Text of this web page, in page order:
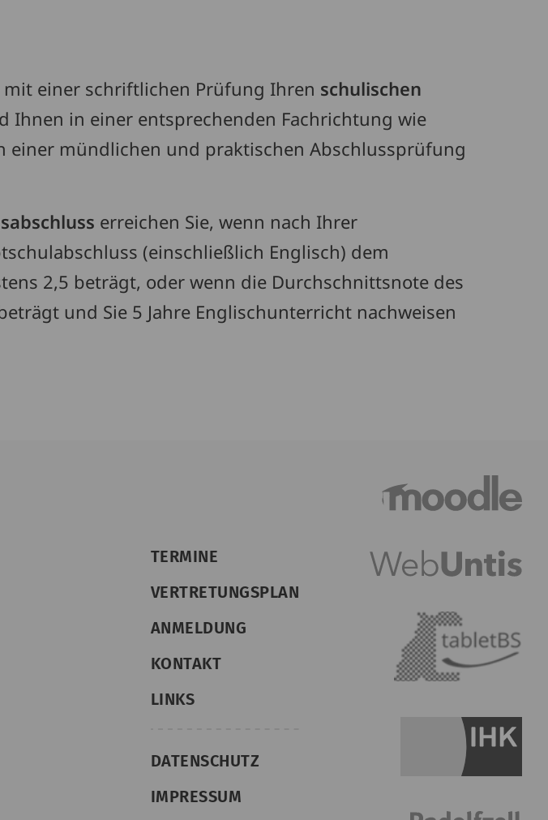
einer schriftlichen Prüfung Ihren schulischen
Ihnen in einer entsprechenden Fachrichtung wie
einer mündlichen und praktischen Abschlussprüfung
erreichen Sie, wenn nach Ihrer
(einschließlich Englisch) dem
2,5 beträgt, oder wenn die Durchschnittsnote des
und Sie 5 Jahre Englischunterricht nachweisen
TERMINE
VERTRETUNGSPLAN
ANMELDUNG
KONTAKT
LINKS
DATENSCHUTZ
IMPRESSUM